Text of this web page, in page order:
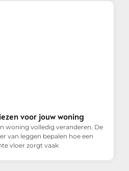
voor jouw woning
woning volledig veranderen. De
van leggen bepalen hoe een
vloer zorgt vaak